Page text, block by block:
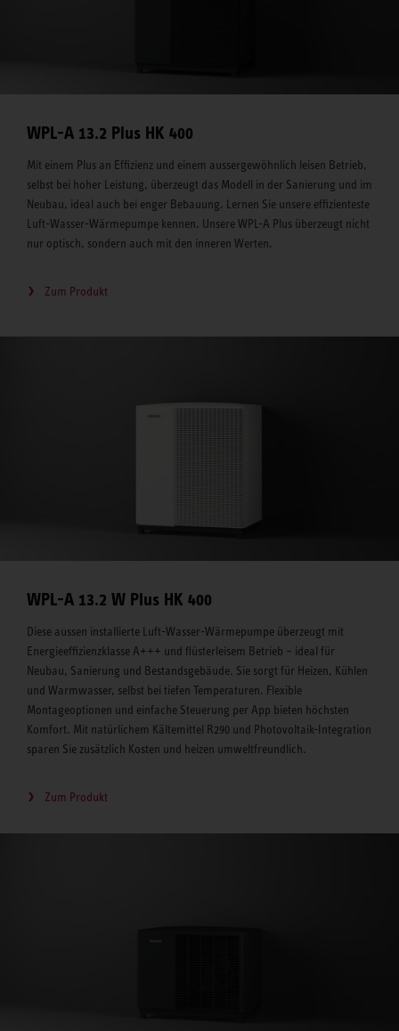
WPL-A 13.2 Plus HK 400
Mit einem Plus an Effizienz und einem aussergewöhnlich leisen Betrieb,
selbst bei hoher Leistung, überzeugt das Modell in der Sanierung und im
Neubau, ideal auch bei enger Bebauung. Lernen Sie unsere effizienteste
Luft-Wasser-Wärmepumpe kennen. Unsere WPL-A Plus überzeugt nicht
nur optisch, sondern auch mit den inneren Werten.
Zum Produkt
WPL-A 13.2 W Plus HK 400
Diese aussen installierte Luft-Wasser-Wärmepumpe überzeugt mit
Energieeffizienzklasse A+++ und flüsterleisem Betrieb – ideal für
Neubau, Sanierung und Bestandsgebäude. Sie sorgt für Heizen, Kühlen
und Warmwasser, selbst bei tiefen Temperaturen. Flexible
Montageoptionen und einfache Steuerung per App bieten höchsten
Komfort. Mit natürlichem Kältemittel R290 und Photovoltaik-Integration
sparen Sie zusätzlich Kosten und heizen umweltfreundlich.
Zum Produkt